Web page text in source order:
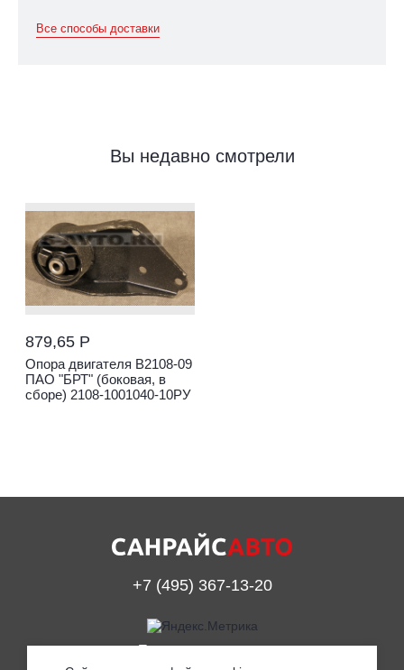
Все способы доставки
Вы недавно смотрели
879,65 Р
Опора двигателя В2108-09
ПАО "БРТ" (боковая, в
сборе) 2108-1001040-10РУ
+7 (495) 367-13-20
Принимаем к оплате